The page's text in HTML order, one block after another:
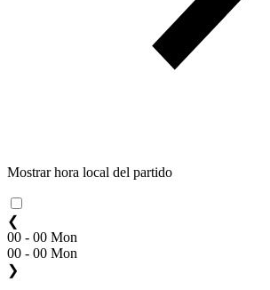
Mostrar hora local del partido
❮
00 - 00 Mon
00 - 00 Mon
❯